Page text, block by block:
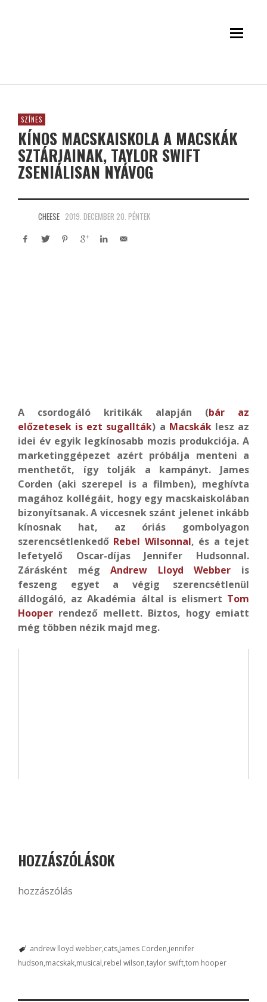
SZÍNES
KÍNOS MACSKAISKOLA A MACSKÁK
SZTÁRJAINAK, TAYLOR SWIFT
ZSENIÁLISAN NYÁVOG
CHEESE 2019. DECEMBER 20. PÉNTEK
A csordogáló kritikák alapján (bár az
előzetesek is ezt sugallták) a Macskáklesz az
idei év egyik legkínosabb mozis produkciója. A
marketinggépezet azért próbálja menteni a
menthetőt, így tolják a kampányt. James
Corden (aki szerepel is a filmben), meghívta
magához kollégáit, hogy egy macskaiskolában
bizonyítsanak. A viccesnek szánt jelenet inkább
kínosnak hat, az óriás gombolyagon
szerencsétlenkedő Rebel Wilsonnal, és a tejet
lefetyelő Oscar-díjas Jennifer Hudsonnal.
Zárásként mégAndrew Lloyd Webber is
feszeng egyet a végig szerencsétlenül
álldogáló, az Akadémia által is elismert Tom
Hooper rendező mellett. Biztos, hogy emiatt
még többen nézik majd meg.
HOZZÁSZÓLÁSOK
hozzászólás
andrew lloyd webber cats James Corden jennifer
hudson macskak musical rebel wilson taylor swifttom hooper